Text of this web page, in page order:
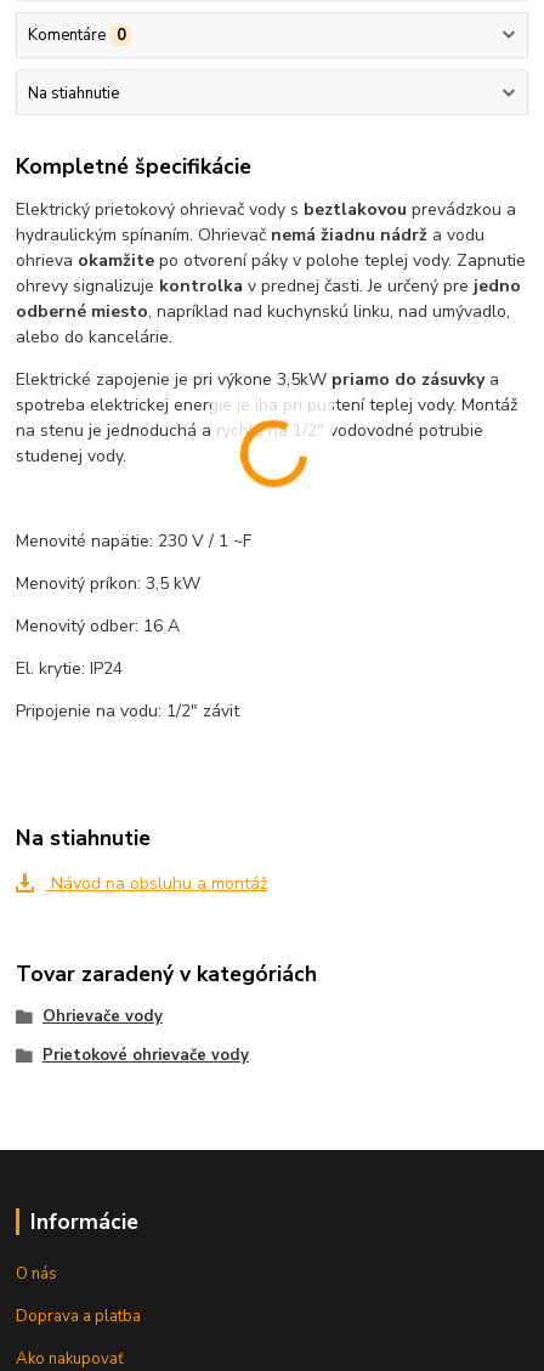
Komentáre 0
Na stiahnutie
Kompletné špecifikácie
Elektrický prietokový ohrievač vody s beztlakovou prevádzkou a
hydraulickým spínaním. Ohrievač nemá žiadnu nádrž a vodu
ohrieva okamžite po otvorení páky v polohe teplej vody. Zapnutie
ohrevy signalizuje kontrolka v prednej časti. Je určený pre jedno
odberné miesto, napríklad nad kuchynskú linku, nad umývadlo,
alebo do kancelárie.
Elektrické zapojenie je pri výkone 3,5kW priamo do zásuvkya
spotreba elektrickej energie je iba pri pustení teplej vody. Montáž
na stenu je jednoduchá a rýchla na 1/2" vodovodné potrubie
studenej vody.
Menovité napätie: 230 V / 1 ~F
Menovitý príkon: 3,5 kW
Menovitý odber: 16 A
El. krytie: IP24
Pripojenie na vodu: 1/2" závit
Na stiahnutie
Návod na obsluhu a montáž
Tovar zaradený v kategóriách
Ohrievače vody
Prietokové ohrievače vody
Informácie
O nás
Doprava a platba
Ako nakupovať